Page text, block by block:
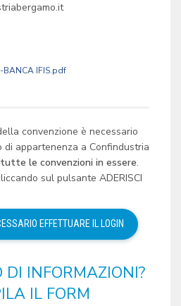
IFIS.pdf
convenzione è necessario
appartenenza a Confindustria
le convenzioni in essere.
sul pulsante ADERISCI
DI INFORMAZIONI?
IL FORM